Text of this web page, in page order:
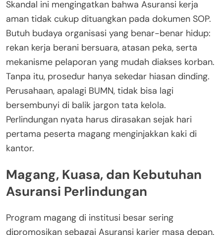
Skandal ini mengingatkan bahwa Asuransi kerja
aman tidak cukup dituangkan pada dokumen SOP.
Butuh budaya organisasi yang benar-benar hidup:
rekan kerja berani bersuara, atasan peka, serta
mekanisme pelaporan yang mudah diakses korban.
Tanpa itu, prosedur hanya sekedar hiasan dinding.
Perusahaan, apalagi BUMN, tidak bisa lagi
bersembunyi di balik jargon tata kelola.
Perlindungan nyata harus dirasakan sejak hari
pertama peserta magang menginjakkan kaki di
kantor.
Magang, Kuasa, dan Kebutuhan
Asuransi Perlindungan
Program magang di institusi besar sering
dipromosikan sebagai Asuransi karier masa depan.